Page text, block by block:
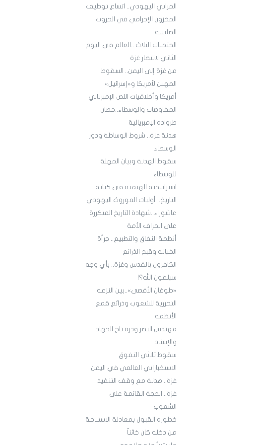
المرابي اليهودي.. اتساع توظيف
المخزون الإجرامي في الحروب
الصليبية
الحتميات الثلاث ..العالم في اليوم
الثاني لانتصار غزة
من غزة إلى اليمن.. السقوط
المهين لأمريكا و«إسرائيل»
أمريكا وأخلاقيات اللص الإمبريالي
المفاوضات والوسطاء..حصان
طروادة الإمبريالية
هدنة غزة.. شروط الوساطة ودور
الوسطاء
سقوط الهدنة وبيان المهلة
للوسطاء
استراتيجية الهيمنة في كتابة
التاريخ.. أوليات الموروث اليهودي
عاشوراء..شهادة التاريخ المتكررة
على انحراف الأمة
أنظمة النفاق والتطبيع.. جرأة
الخيانة وقبح الذرائع
الكافرون بالقدس وغزة.. بأي وجه
سيلقون الله؟!
«طوفان الأقصى»..بين النزعة
التحررية للشعوب وذرائع قمع
الأنظمة
مهندس النصر ودرة تاج الجهاد
والإسناد
سقوط ثلاثي التفوق
الاستخباراتي العالمي في اليمن
غزة.. هدنة مع وقف التنفيذ
غزة.. الحجة القائمة على
الشعوب
خطورة القبول بمعادلة الاستباحة
من دخله كان خائناً